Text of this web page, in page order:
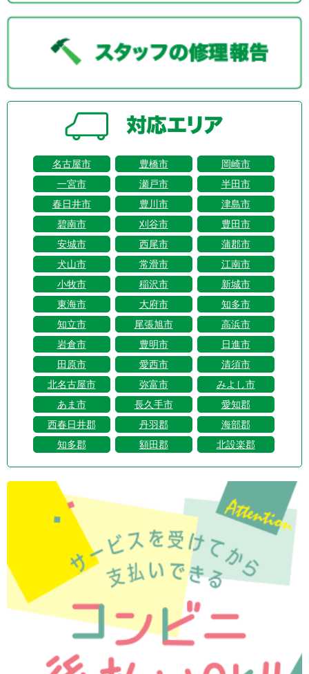
名古屋市 豊橋市
岡崎市
一宮市
瀬戸市
半田市
春日井市
豊川市
津島市
碧南市
刈谷市
豊田市
安城市
西尾市
蒲郡市
犬山市
常滑市
江南市
小牧市
稲沢市
新城市
東海市
大府市
知多市
知立市
尾張旭市
高浜市
岩倉市
豊明市
日進市
田原市
愛西市
清須市
北名古屋市
弥富市
みよし市
あま市
長久手市
愛知郡
西春日井郡
丹羽郡
海部郡
知多郡
額田郡 北設楽郡